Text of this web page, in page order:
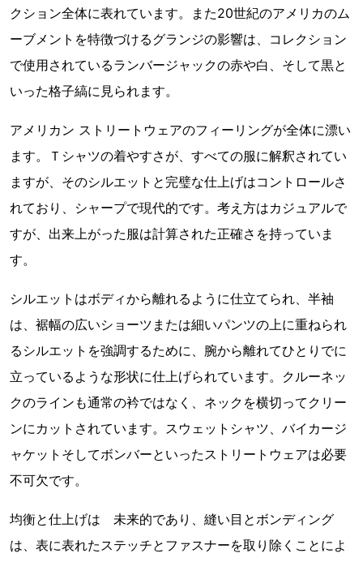
クション全体に表れています。また20世紀のアメリカのム
ーブメントを特徴づけるグランジの影響は、コレクション
で使用されているランバージャックの赤や白、そして黒と
いった格子縞に見られます。
アメリカン ストリートウェアのフィーリングが全体に漂い
ます。Ｔシャツの着やすさが、すべての服に解釈されてい
ますが、そのシルエットと完璧な仕上げはコントロールさ
れており、シャープで現代的です。考え方はカジュアルで
すが、出来上がった服は計算された正確さを持っていま
す。
シルエットはボディから離れるように仕立てられ、半袖
は、裾幅の広いショーツまたは細いパンツの上に重ねられ
るシルエットを強調するために、腕から離れてひとりでに
立っているような形状に仕上げられています。クルーネッ
クのラインも通常の衿ではなく、ネックを横切ってクリー
ンにカットされています。スウェットシャツ、バイカージ
ャケットそしてボンバーといったストリートウェアは必要
不可欠です。
均衡と仕上げは 未来的であり、縫い目とボンディング
は、表に表れたステッチとファスナーを取り除くことによ